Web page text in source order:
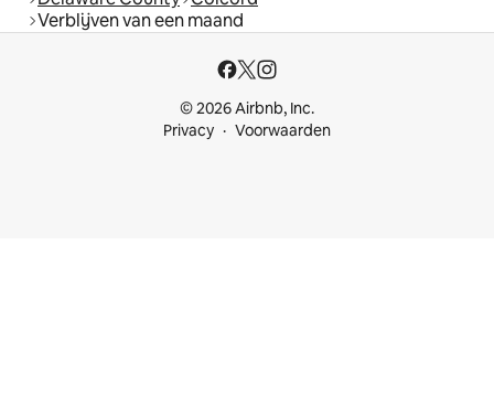
Verblijven van een maand
© 2026 Airbnb, Inc.
Privacy
Voorwaarden